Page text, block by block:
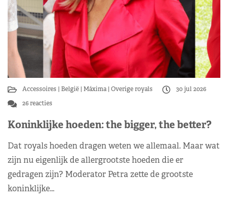
Accessoires België Máxima Overige royals
30 jul 2026
26 reacties
Koninklijke hoeden: the bigger, the better?
Dat royals hoeden dragen weten we allemaal. Maar wat
zijn nu eigenlijk de allergrootste hoeden die er
gedragen zijn? Moderator Petra zette de grootste
koninklijke…